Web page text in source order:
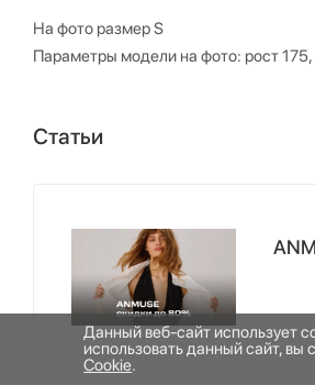
На фото размер S
Параметры модели на фото: рост
Статьи
Данный веб-сайт использует
использовать данный сайт,
Cookie.